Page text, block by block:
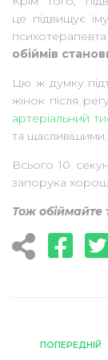
це підвищує
обіймів
Цю ж думку
жінок після
артеріальний
та щасливішими.
Всього 10
запорука
Тож обіймайте
ПОПЕРЕДНІЙ